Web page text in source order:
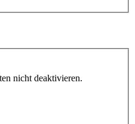
nicht deaktivieren.